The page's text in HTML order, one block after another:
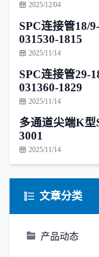
2025/12/04
SPC连接管18/
031530-1815
2025/11/14
SPC连接管29-
031360-1829
2025/11/14
多通道尖端K
3001
2025/11/14
文章分类
产品动态